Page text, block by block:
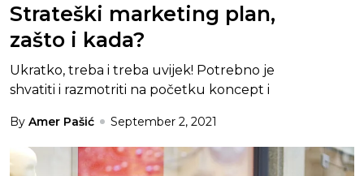
Strateški marketing plan,
zašto i kada?
Ukratko, treba i treba uvijek! Potrebno je
shvatiti i razmotriti na početku koncept i
By Amer Pašić September 2, 2021